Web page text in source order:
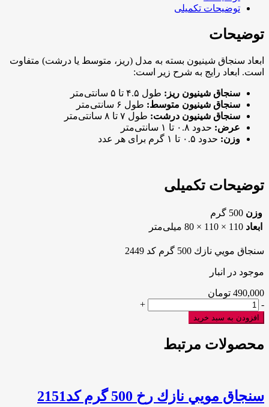
گرم
عدد
توضیحات تکمیلی
توضیحات
ابعاد سنجاق شینیون بسته به مدل (ریز، متوسط یا درشت) متفاوت
است. ابعاد رایج به شرح زیر است:
سنجاق شینیون ریز: طول ۴.۵ تا ۵ سانتی‌متر
سنجاق شینیون متوسط: طول ۶ سانتی‌متر
سنجاق شینیون درشت: طول ۷ تا ۸ سانتی‌متر
عرض: حدود ۰.۸ تا ۱ سانتی‌متر
وزن: حدود ۰.۵ تا ۱ گرم برای هر عدد
توضیحات تکمیلی
وزن 500 گرم
ابعاد 110 × 110 × 80 میلی‌متر
سنجاق مويي نازك 500 گرم كد 2449
موجود در انبار
490,000 تومان
سنجاق
مويي
نازك
گرم
-
+
افزودن به سبد خرید
محصولات مرتبط
سنجاق مويي نازك رخ 500 گرم كد2151